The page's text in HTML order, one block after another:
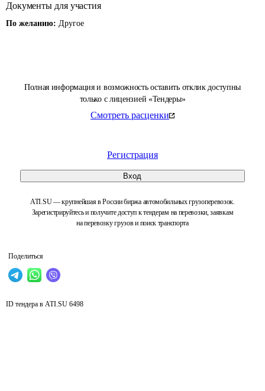
Полная информация и возможность оставить отклик доступны
только с лицензией «Тендеры»
Смотреть расценки
Регистрация
Вход
ATI.SU — крупнейшая в России биржа автомобильных грузоперевозок.
Зарегистрируйтесь и получите доступ к тендерам на перевозки, заявкам
на перевозку грузов и поиск транспорта
Поделиться
Документы для участия
По желанию: Другое
ID тендера в ATI.SU 6498